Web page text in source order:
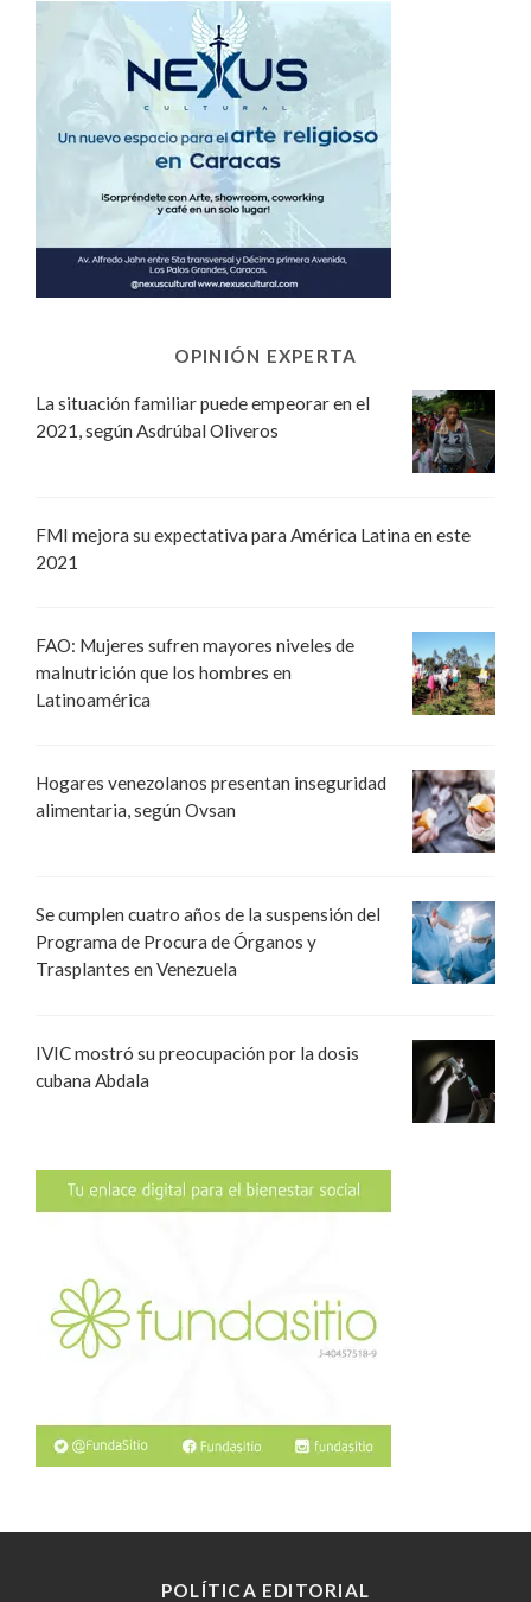
OPINIÓN EXPERTA
La situación familiar puede empeorar en el
2021, según Asdrúbal Oliveros
FMI mejora su expectativa para América Latina en este
2021
FAO: Mujeres sufren mayores niveles de
malnutrición que los hombres en
Latinoamérica
Hogares venezolanos presentan inseguridad
alimentaria, según Ovsan
Se cumplen cuatro años de la suspensión del
Programa de Procura de Órganos y
Trasplantes en Venezuela
IVIC mostró su preocupación por la dosis
cubana Abdala
POLÍTICA EDITORIAL